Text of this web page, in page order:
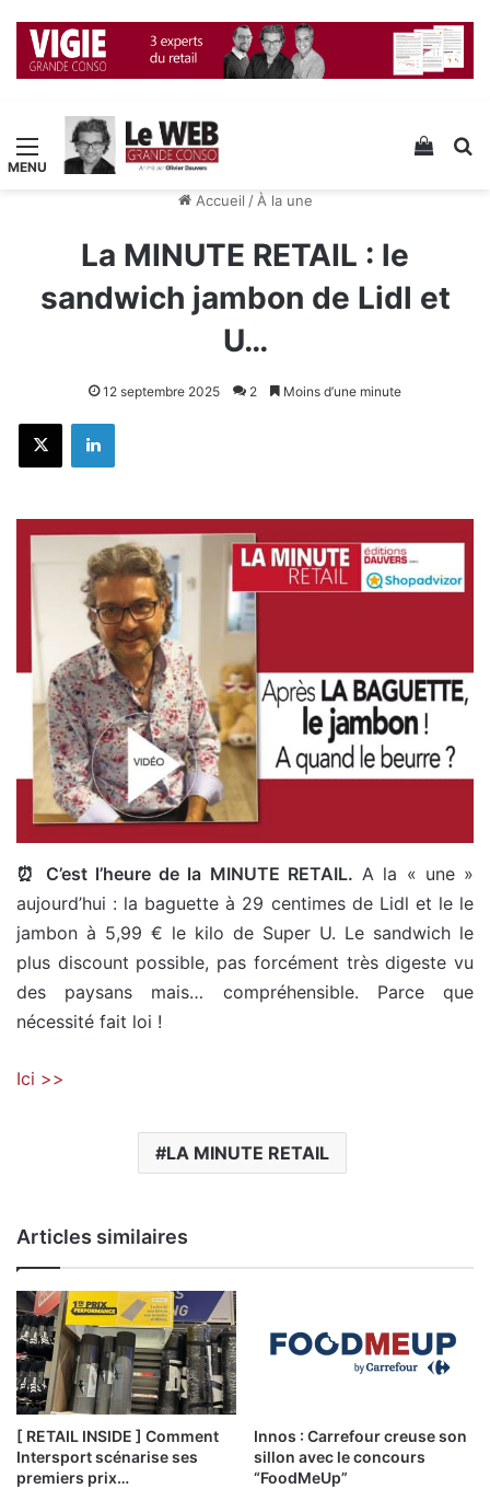
Menu Voir
Accueil / À la une
La MINUTE RETAIL : le
sandwich jambon de Lidl et
U…
12 septembre 2025 2 Moins d’une minute
X Linkedin
⏰ C’est l’heure de la MINUTE RETAIL. A la « une »
aujourd’hui : la baguette à 29 centimes de Lidl et le le
jambon à 5,99 € le kilo de Super U. Le sandwich le
plus discount possible, pas forcément très digeste vu
des paysans mais… compréhensible. Parce que
nécessité fait loi !
Ici >>
LA MINUTE RETAIL
Articles similaires
[ RETAIL INSIDE ] Comment
Intersport scénarise ses
premiers prix…
Innos : Carrefour creuse son
sillon avec le concours
“FoodMeUp”